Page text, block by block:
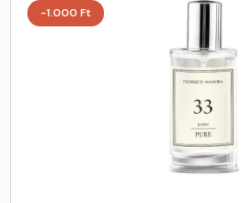
-1.000 Ft